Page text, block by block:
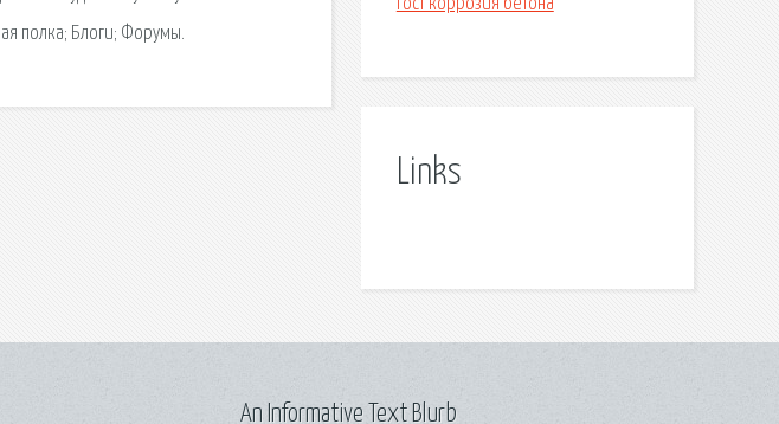
полка; Блоги; Форумы.
Гост коррозия бетона
Links
An Informative Text Blurb